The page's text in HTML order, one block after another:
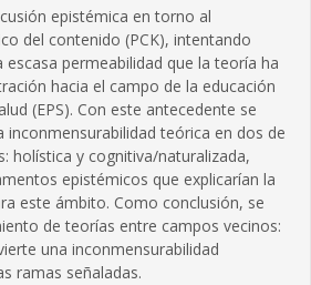
epistémica en torno al
del contenido (PCK), intentando
escasa permeabilidad que la teoría ha
hacia el campo de la educación
(EPS). Con este antecedente se
inconmensurabilidad teórica en dos de
holística y cognitiva/naturalizada,
epistémicos que explicarían la
este ámbito. Como conclusión, se
de teorías entre campos vecinos:
una inconmensurabilidad
ramas señaladas.